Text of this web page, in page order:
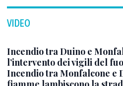
VIDEO
Incendio tra Duino e
l’intervento dei vigili del
Incendio tra Monfalcone e